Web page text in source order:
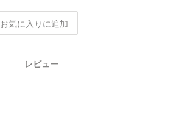
お気に入りに追加
レビュー